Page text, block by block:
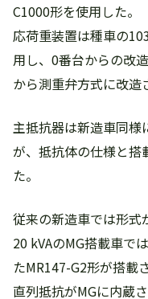
C1000形を使用した。
応荷重装置は種車の
用し、0番台からの改
から測重弁方式に改造
主抵抗器は新造車同様
が、抵抗体の仕様と搭
た。
従来の新造車では形式
20 kVAのMG搭載車で
たMR147-G2形が搭載
直列抵抗がMGに内蔵